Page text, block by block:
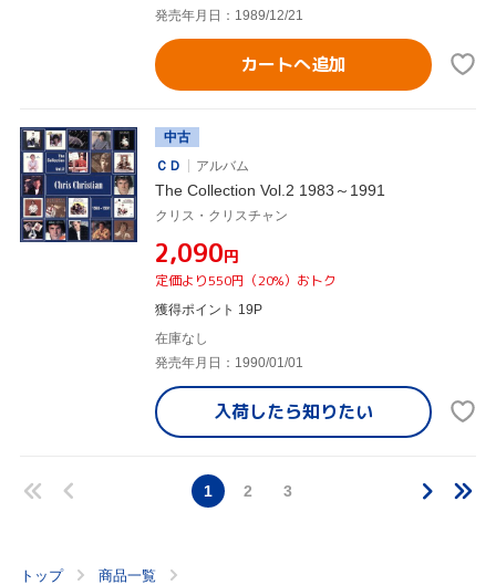
発売年月日：1989/12/21
カートへ追加
中古
ＣＤ
アルバム
The Collection Vol.2 1983～1991
クリス・クリスチャン
¥2,090円
定価より550円（20%）おトク
獲得ポイント 19P
在庫なし
発売年月日：1990/01/01
入荷したら知りたい
1 2 3
トップ 商品一覧